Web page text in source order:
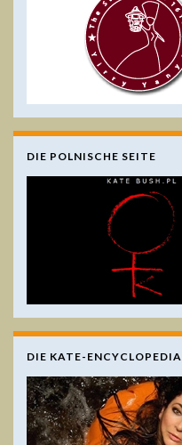
DIE POLNISCHE SEITE
DIE KATE-ENCYCLOPEDIA